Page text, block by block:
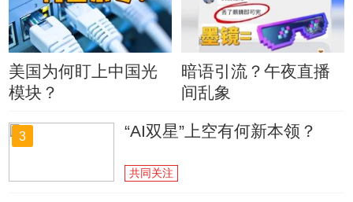
美国为何盯上中国光
模块？
暗语引流？午夜直播
间乱象
3 “AI双星”上空有何新本领？
共同关注